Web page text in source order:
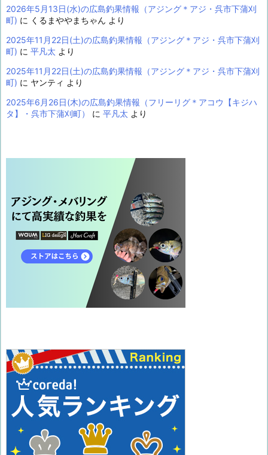
2026年5月13日(水)の広島釣果情報（アジング＊アジ・呉市下蒲刈
町) に くるまややまちゃん より
2025年11月22日(土)の広島釣果情報（アジング＊アジ・呉市下蒲刈
町) に 平凡太 より
2025年11月22日(土)の広島釣果情報（アジング＊アジ・呉市下蒲刈
町) に ヤンティ より
2025年6月26日(木)の広島釣果情報（フリーリグ＊アコウ【キジハ
タ】・呉市下蒲刈町）
に 平凡太 より